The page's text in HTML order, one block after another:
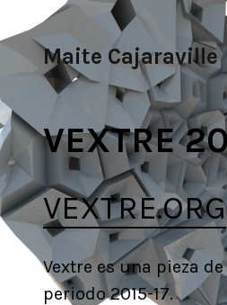
Skip
content
Maite Cajaraville
VEXTRE
VEXTRE.ORG
Vextre es una pieza
periodo 2015-17.